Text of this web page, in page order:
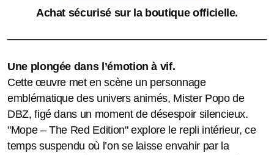
Achat sécurisé sur la boutique officielle.
Une plongée dans l’émotion à vif.
Cette œuvre met en scène un personnage
emblématique des univers animés, Mister Popo de
DBZ, figé dans un moment de désespoir silencieux.
"Mope – The Red Edition" explore le repli intérieur, ce
temps suspendu où l’on se laisse envahir par la